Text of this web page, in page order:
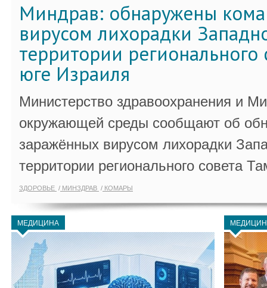
Миндрав: обнаружены
вирусом лихорадки
территории регионального
юге Израиля
Министерство здравоохранения и
окружающей среды сообщают об
заражённых вирусом лихорадки
территории регионального совета
ЗДОРОВЬЕ МИНЗДРАВ КОМАРЫ
МЕДИЦИНА